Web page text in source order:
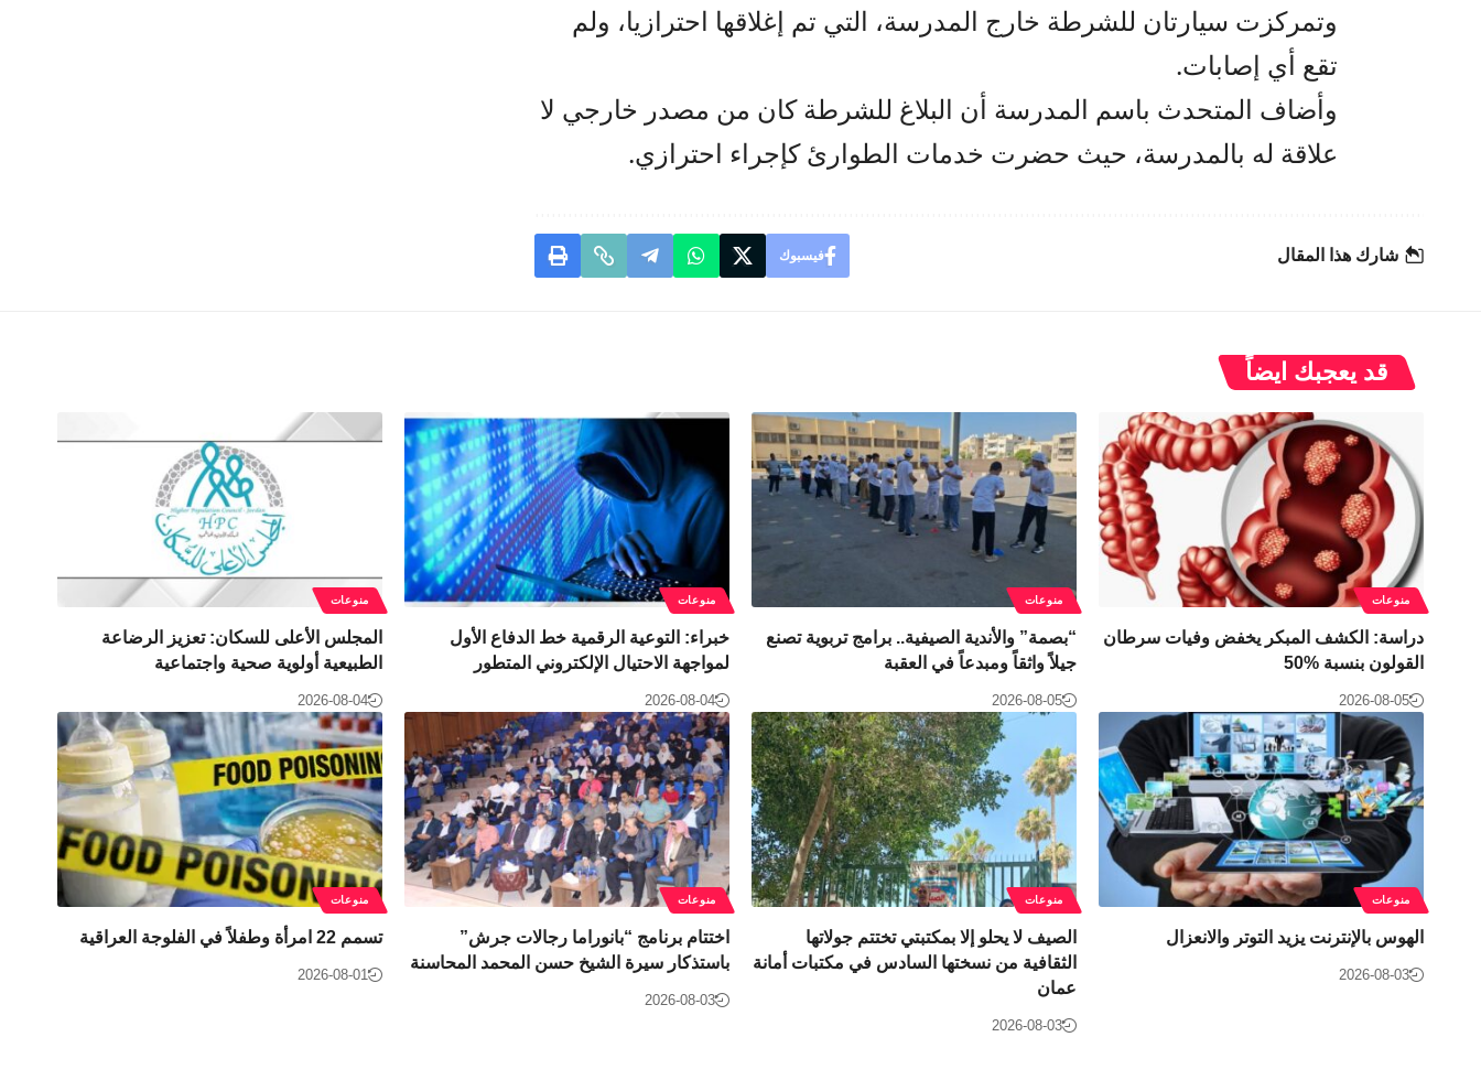
وتمركزت سيارتان للشرطة خارج المدرسة، التي تم إغلاقها احترازيا، ولم
تقع أي إصابات.
وأضاف المتحدث باسم المدرسة أن البلاغ للشرطة كان من مصدر خارجي لا
علاقة له بالمدرسة، حيث حضرت خدمات الطوارئ كإجراء احترازي.
شارك هذا المقال فيسبوك
قد يعجبك ايضاً
منوعات
دراسة: الكشف المبكر يخفض وفيات سرطان
القولون بنسبة 50‎%‎
2026-08-05
منوعات
“بصمة” والأندية الصيفية.. برامج تربوية تصنع
جيلاً واثقاً ومبدعاً في العقبة
2026-08-05
منوعات
خبراء: التوعية الرقمية خط الدفاع الأول
لمواجهة الاحتيال الإلكتروني المتطور
2026-08-04
منوعات
المجلس الأعلى للسكان: تعزيز الرضاعة
الطبيعية أولوية صحية واجتماعية
2026-08-04
منوعات
الهوس بالإنترنت يزيد التوتر والانعزال
2026-08-03
منوعات
الصيف لا يحلو إلا بمكتبتي تختتم جولاتها
الثقافية من نسختها السادس في مكتبات أمانة
عمان
2026-08-03
منوعات
اختتام برنامج “بانوراما رجالات جرش”
باستذكار سيرة الشيخ حسن المحمد المحاسنة
2026-08-03
منوعات
تسمم 22 امرأة وطفلاً في الفلوجة العراقية
2026-08-01